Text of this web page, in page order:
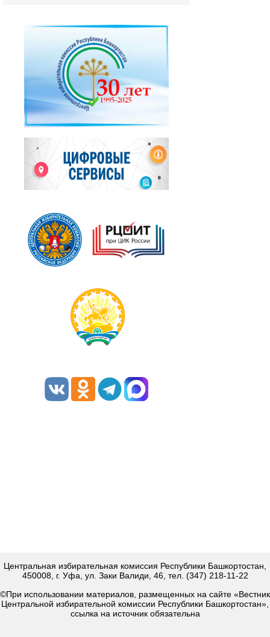
Центральная избирательная комиссия Республики Башкортостан,
450008, г. Уфа, ул. Заки Валиди, 46, тел. (347) 218-11-22
©При использовании материалов, размещенных на сайте «Вестник
Центральной избирательной комиссии Республики Башкортостан»,
ссылка на источник обязательна